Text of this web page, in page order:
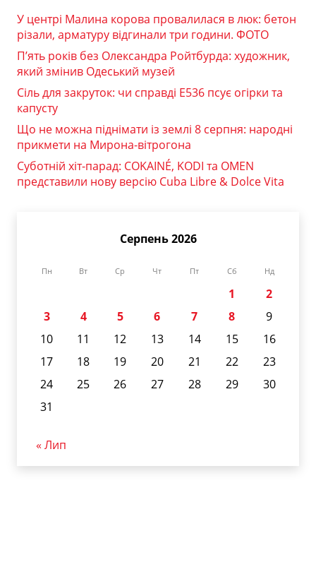
У центрі Малина корова провалилася в люк: бетон
різали, арматуру відгинали три години. ФОТО
П’ять років без Олександра Ройтбурда: художник,
який змінив Одеський музей
Сіль для закруток: чи справді Е536 псує огірки та
капусту
Що не можна піднімати із землі 8 серпня: народні
прикмети на Мирона-вітрогона
Суботній хіт-парад: COKAINÉ, KODI та OMEN
представили нову версію Cuba Libre & Dolce Vita
Серпень 2026
Пн Вт Ср Чт Пт Сб Нд
1
2
3
4 5 6 7 8
9
10
11 12 13 14 15
16
17
18 19 20 21 22
23
24
25 26 27 28 29
30
31
« Лип